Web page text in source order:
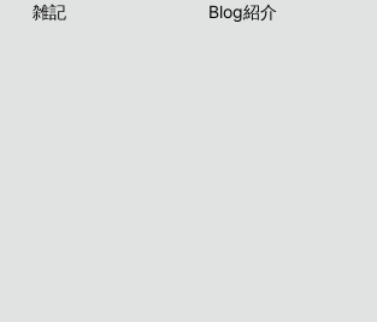
雑記 Blog紹介